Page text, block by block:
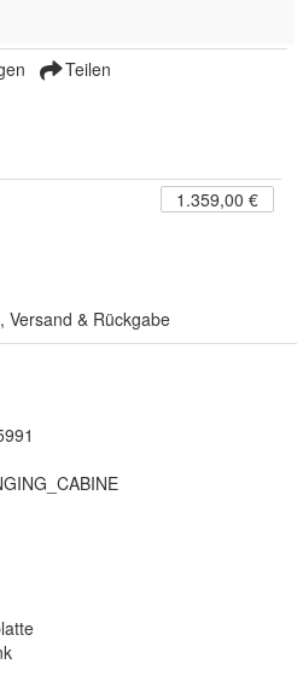
Teilen
1.359,00 €
Versand & Rückgabe